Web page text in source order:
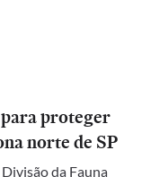
proteger
norte de SP
da Fauna